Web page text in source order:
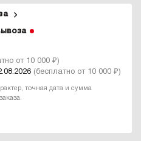
от 10 000 ₽)
(бесплатно от 10 000 ₽)
точная дата и сумма